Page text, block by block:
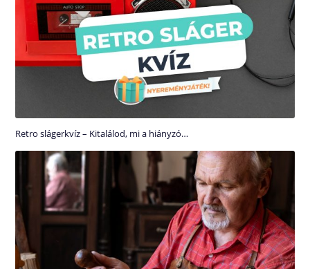
Retro slágerkvíz – Kitalálod, mi a hiányzó…